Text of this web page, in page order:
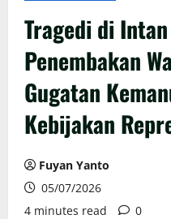
Tragedi di
Penembakan
Gugatan
Kebijakan
Fuyan Yanto
05/07/2026
4 minutes read
0